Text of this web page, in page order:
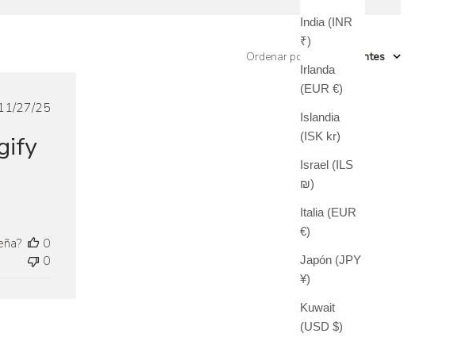
India (INR
₹)
Irlanda
(EUR €)
Islandia
(ISK kr)
Israel (ILS
₪)
Italia (EUR
€)
Japón (JPY
¥)
Kuwait
(USD $)
Ordenar por más recientes
Fecha
publicación
27/25
0
0